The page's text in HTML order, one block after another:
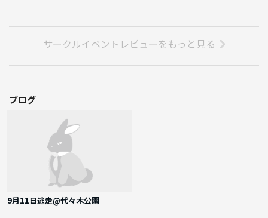
サークルイベントレビューをもっと見る
ブログ
9月11日逃走@代々木公園